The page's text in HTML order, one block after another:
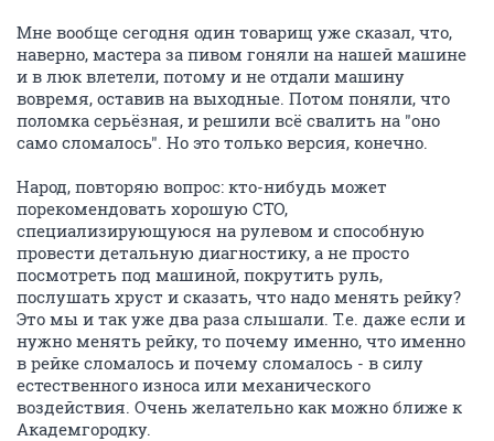
Мне вообще сегодня один товарищ уже сказал, что,
наверно, мастера за пивом гоняли на нашей машине
и в люк влетели, потому и не отдали машину
вовремя, оставив на выходные. Потом поняли, что
поломка серьёзная, и решили всё свалить на "оно
само сломалось". Но это только версия, конечно.
Народ, повторяю вопрос: кто-нибудь может
порекомендовать хорошую СТО,
специализирующуюся на рулевом и способную
провести детальную диагностику, а не просто
посмотреть под машиной, покрутить руль,
послушать хруст и сказать, что надо менять рейку?
Это мы и так уже два раза слышали. Т.е. даже если и
нужно менять рейку, то почему именно, что именно
в рейке сломалось и почему сломалось - в силу
естественного износа или механического
воздействия. Очень желательно как можно ближе к
Академгородку.